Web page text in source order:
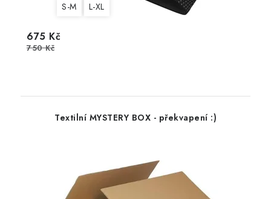
S-M L-XL
675 Kč
750 Kč
Textilní MYSTERY BOX - překvapení :)